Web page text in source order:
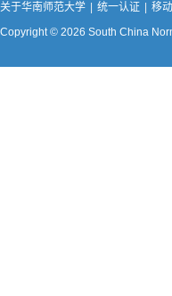
关于华南师范大学 统一认证 移
Copyright © 2026 South China